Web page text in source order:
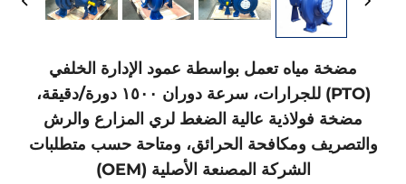
مضخة مياه تعمل بواسطة عمود الإدارة الخلفي
(PTO) للجرارات، سرعة دوران ١٥٠٠ دورة/دقيقة،
مضخة فولاذية عالية الضغط لري المزارع والرش
والتصريف ومكافحة الحرائق، ومتاحة حسب متطلبات
الشركة المصنعة الأصلية (OEM)